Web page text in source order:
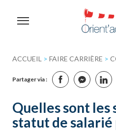
ACCUEIL > FAIRE CARRIÈRE >
Partager via :
Quelles sont
statut de salarié